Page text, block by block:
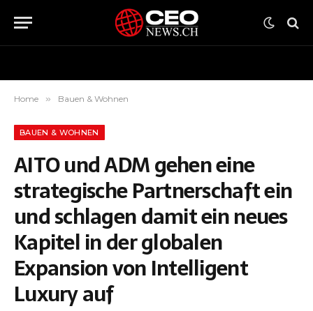
Home » Bauen & Wohnen
BAUEN & WOHNEN
AITO und ADM gehen eine
strategische Partnerschaft ein
und schlagen damit ein neues
Kapitel in der globalen
Expansion von Intelligent
Luxury auf